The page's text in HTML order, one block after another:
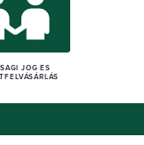
JOG ÉS